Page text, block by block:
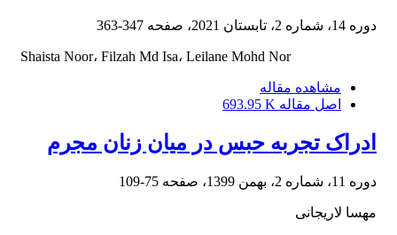
دوره 14، شماره 2، تابستان 2021، صفحه 347-363
Shaista Noor، Filzah Md Isa، Leilane Mohd Nor
مشاهده مقاله
اصل مقاله 693.95 K
ادراک تجربه حبس در میان زنان مجرم
دوره 11، شماره 2، بهمن 1399، صفحه 75-109
مهسا لاریجانی